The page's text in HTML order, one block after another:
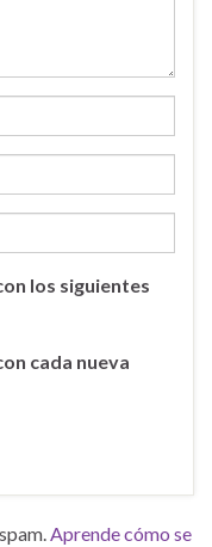
los siguientes
cada nueva
Aprende cómo se